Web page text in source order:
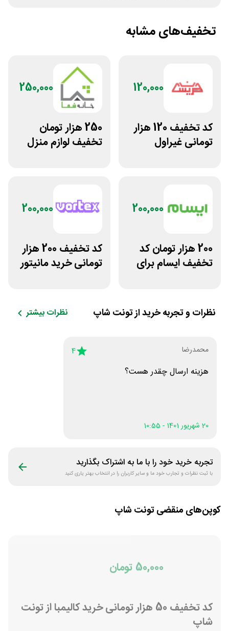
تخفیف‌های مشابه
120,000
کد تخفیف 120 هزار
تومانی غیراول
250,000
250 هزار تومان
تخفیف لوازم منزل
200,000
200 هزار تومان کد
تخفیف ایسام برای
200,000
کد تخفیف 200 هزار
تومانی خرید مانیتور
نظرات و تجربه خرید ازتونت شاپ نظرات بیشتر
محمدرضا 4
هزینه ارسال چقدر هست؟
20 شهریور 1401 - 10:55
تجربه خرید خود را با ما به اشتراک بگذارید
با ثبت نظرات و تجارب خود ما و سایر کاربران را در انتخاب بهتر یاری کنید
کوپن‌های منقضیتونت شاپ
50,000 تومان
کد تخفیف 50 هزار تومانی خرید کالیمبا از تونت
شاپ